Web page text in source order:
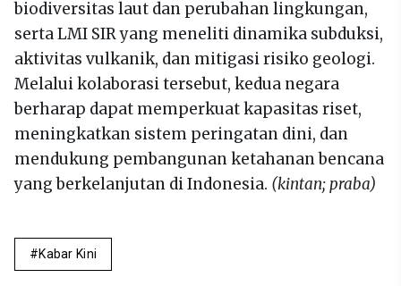
biodiversitas laut dan perubahan lingkungan,
serta LMI SIR yang meneliti dinamika subduksi,
aktivitas vulkanik, dan mitigasi risiko geologi.
Melalui kolaborasi tersebut, kedua negara
berharap dapat memperkuat kapasitas riset,
meningkatkan sistem peringatan dini, dan
mendukung pembangunan ketahanan bencana
yang berkelanjutan di Indonesia. (kintan; praba)
Kabar Kini